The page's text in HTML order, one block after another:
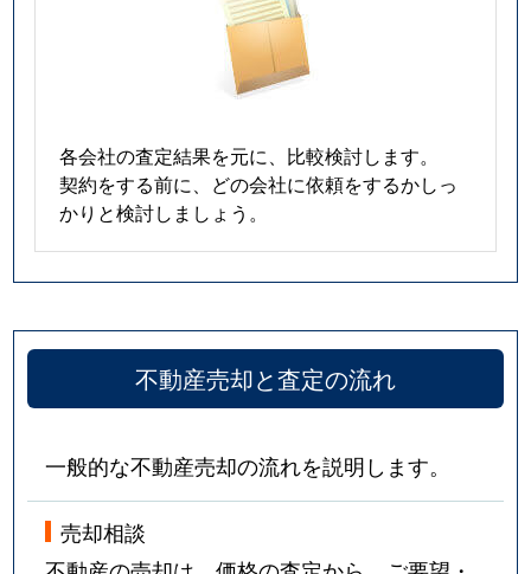
各会社の査定結果を元に、比較検討します。
契約をする前に、どの会社に依頼をするかしっ
かりと検討しましょう。
不動産売却と査定の流れ
一般的な不動産売却の流れを説明します。
売却相談